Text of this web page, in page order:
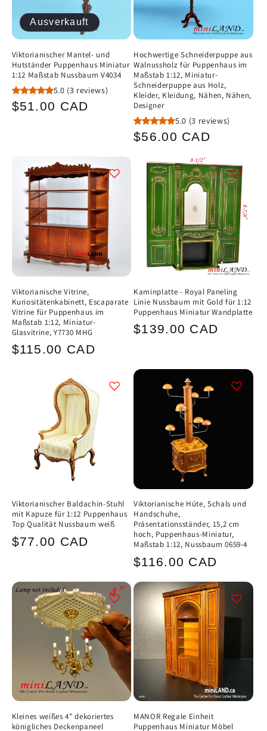
Ausverkauft
Viktorianischer Mantel- und
Hutständer Puppenhaus Miniatur
1:12 Maßstab Nussbaum V4034
5.0 (3 reviews)
Normaler
$51.00 CAD
Hochwertige Schneiderpuppe aus
Walnussholz für Puppenhaus im
Maßstab 1:12, Miniatur-
Schneiderpuppe aus Holz,
Kleider, Kleidung, Nähen, Nähen,
Designer
5.0 (3 reviews)
Normaler
$56.00 CAD
Viktorianische Vitrine,
Kuriositätenkabinett, Escaparate
Vitrine für Puppenhaus im
Maßstab 1:12, Miniatur-
Glasvitrine, Y7730 MHG
Normaler
$115.00 CAD
Kaminplatte - Royal Paneling
Linie Nussbaum mit Gold für 1:12
Puppenhaus Miniatur Wandplatte
Normaler
$139.00 CAD
Viktorianischer Baldachin-Stuhl
mit Kapuze für 1:12 Puppenhaus
Top Qualität Nussbaum weiß
Normaler
$77.00 CAD
Viktorianische Hüte, Schals und
Handschuhe,
Präsentationsständer, 15,2 cm
hoch, Puppenhaus-Miniatur,
Maßstab 1:12, Nussbaum 0659-4
Normaler
$116.00 CAD
Kleines weißes 4" dekoriertes
königliches Deckenpaneel
MANOR Regale Einheit
Puppenhaus Miniatur Möbel